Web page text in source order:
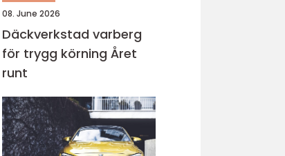
08. June 2026
Däckverkstad varberg
för trygg körning Året
runt